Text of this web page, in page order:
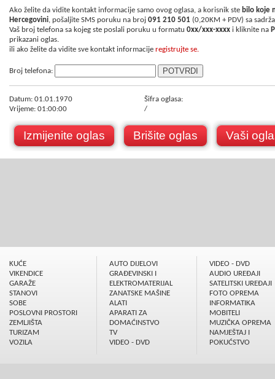
Ako želite da vidite kontakt informacije samo ovog oglasa, a korisnik ste bilo koje
Hercegovini, pošaljite SMS poruku na broj 091 210 501 (0,20KM + PDV) sa
Vaš broj telefona sa kojeg ste poslali poruku u formatu 0xx/xxx-xxxx i kliknite na
prikazani oglas.
ili ako želite da vidite sve kontakt informacije registrujte se.
Broj telefona:
Datum: 01.01.1970
Vrijeme: 01:00:00
Šifra oglasa:
/
Izmijenite oglas Brišite oglas Vaši
KUĆE
VIKENDICE
GARAŽE
STANOVI
SOBE
POSLOVNI PROSTORI
ZEMLJIŠTA
TURIZAM
VOZILA
AUTO DIJELOVI
GRAÐEVINSKI I
ELEKTROMATERIJAL
ZANATSKE MAŠINE
ALATI
APARATI ZA
DOMAĆINSTVO
TV
VIDEO - DVD
VIDEO - DVD
AUDIO UREÐAJI
SATELITSKI UREÐAJI
FOTO OPREMA
INFORMATIKA
MOBITELI
MUZIČKA OPREMA
NAMJEŠTAJ I
POKUĆSTVO